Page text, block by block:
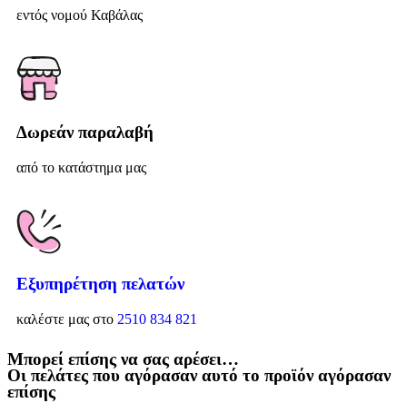
εντός νομού Καβάλας
Δωρεάν παραλαβή
από το κατάστημα μας
Εξυπηρέτηση πελατών
καλέστε μας στο 2510 834 821
Μπορεί επίσης να σας αρέσει…
Οι πελάτες που αγόρασαν αυτό το προϊόν αγόρασαν
επίσης